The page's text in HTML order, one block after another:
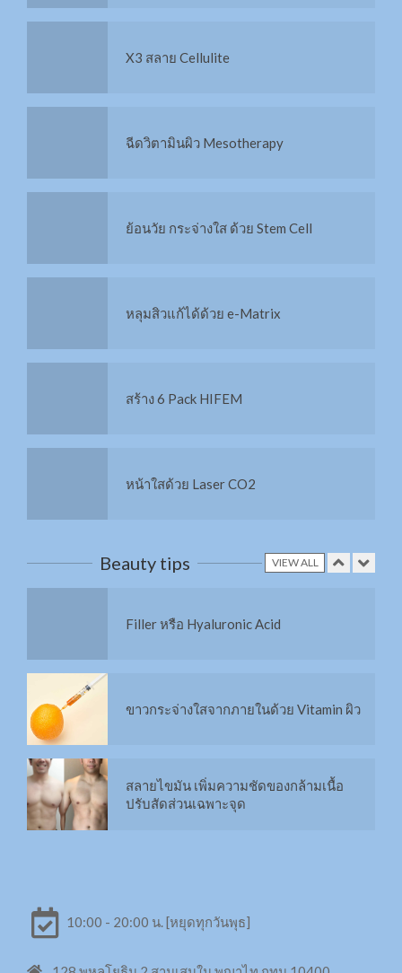
ฉีดวิตามินผิว Mesotherapy
ย้อนวัย กระจ่างใส ด้วย Stem Cell
หลุมสิวแก้ได้ด้วย e-Matrix
สร้าง 6 Pack HIFEM
หน้าใสด้วย Laser CO2
Liposonix สลายไขมัน กระชับสัดส่วน
สลาย Cellulite ด้วย RET
14 ชนิด
Beauty tips VIEW ALL
ขาวกระจ่างใสจากภายในด้วย Vitamin ผิว
สลายไขมัน เพิ่มความชัดของกล้ามเนื้อ
ปรับสัดส่วนเฉพาะจุด
LED กับผิวและชั้นเซลล์?
Stem cell มารู้จักก่อนฉีด
10:00 - 20:00 น. [หยุดทุกวันพุธ]